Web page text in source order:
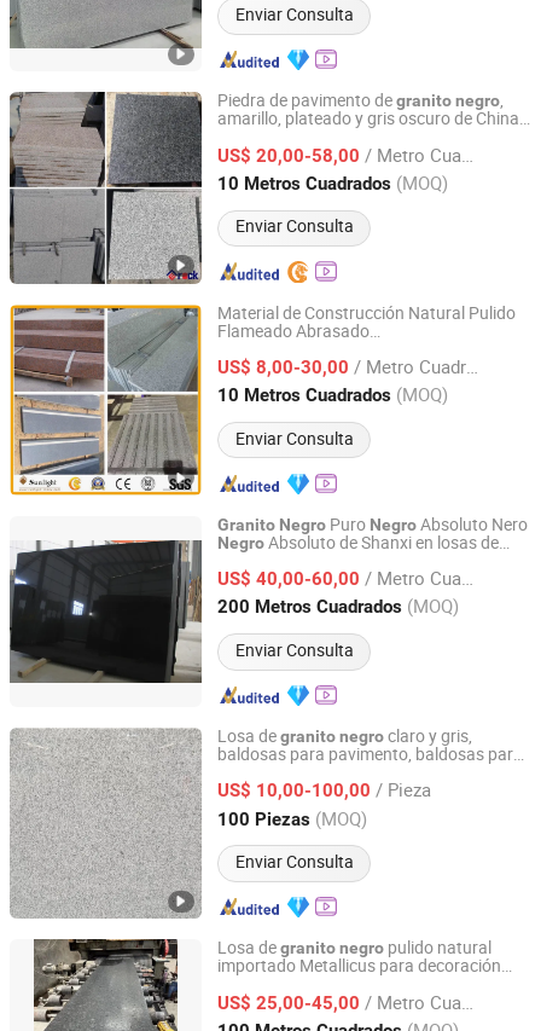
Enviar Consulta
Piedra de pavimento degranitonegro,
amarillo, plateado y gris oscuro de China
Granitopara pavimento exterior
US$ 20,00-58,00 / Metro Cuadrado
10 Metros Cuadrados (MOQ)
Enviar Consulta
Xiamen Erock Stone Co. Ltd
Fujian, China Desde 2023
Material de Construcción Natural Pulido
Flameado Abrasado
BlancoNegroGris Amarillo Marrón Beige
Verde Granito
para Azulejos Encimera
Tumba
US$ 8,00-30,00 / Metro Cuadrado
10 Metros Cuadrados (MOQ)
Enviar Consulta
Xiamen Sunlight Stone lmport & Export Co., Ltd.
Fujian, China Desde 2015
Granito Negro Puro NegroAbsoluto Nero
NegroAbsoluto de Shanxi en losas de
US$ 40,00-60,00 / Metro Cuadrado
200 Metros Cuadrados (MOQ)
Enviar Consulta
Xiamen Maoshuang Stone Industry Co., Ltd.
Fujian, China Desde 2012
Losa degranitonegroclaro y gris,
baldosas para pavimento, baldosas para
US$ 10,00-100,00 / Pieza
100 Piezas (MOQ)
Enviar Consulta
yunfu meishida Stone Co., Ltd
Guangdong, China Desde 2025
Losa degranitonegro pulido natural
importado Metallicus para decoración
US$ 25,00-45,00 / Metro Cuadrado
Xiamen Quan Stone Imp. & Exp. Co., Ltd.